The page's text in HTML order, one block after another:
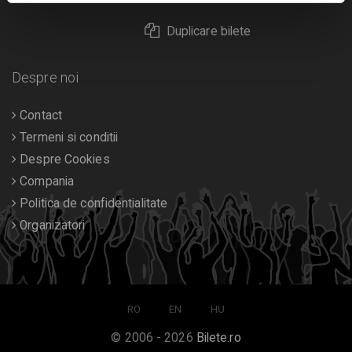
Duplicare bilete
Despre noi
Contact
Termeni si conditii
Despre Cookies
Compania
Politica de confidentialitate
Organizatori
RO EN HU
© 2006 - 2026 Bilete.ro